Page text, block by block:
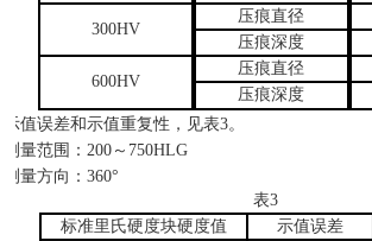
300HV
压痕直径
压痕深度
600HV
压痕直径
压痕深度
示值误差和示值重复性，见表3。
测量范围： 200～750HLG
测量方向： 360°
表3
标准里氏硬度块硬度值
示值误差